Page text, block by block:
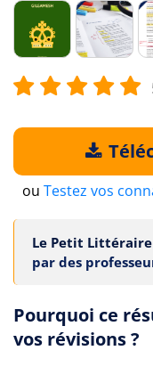
ou Testez vos
Le Petit Littéraire
par des
Pourquoi ce
vos révisions ?